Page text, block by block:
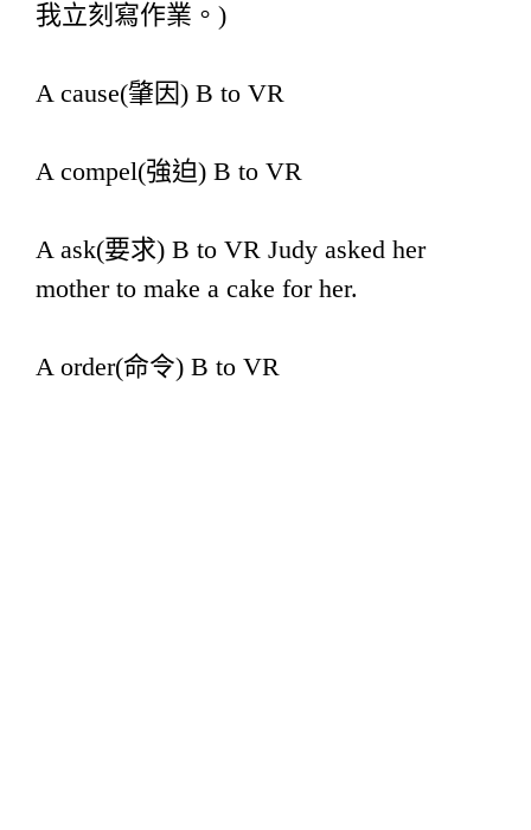
我立刻寫作業。)
A cause(肇因) B to VR
A compel(強迫) B to VR
A ask(要求) B to VR Judy asked her
mother to make a cake for her.
A order(命令) B to VR